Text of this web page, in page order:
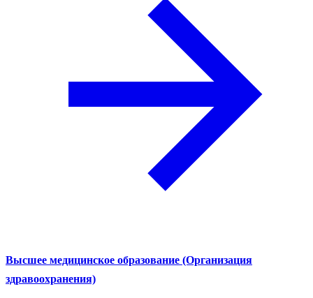
Высшее медицинское образование (Организация
здравоохранения)